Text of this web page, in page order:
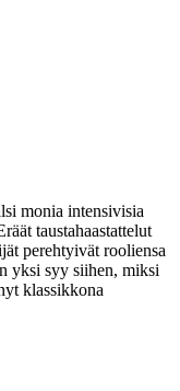
monia intensivisia
taustahaastattelut
perehtyivät rooliensa
yksi syy siihen, miksi
klassikkona